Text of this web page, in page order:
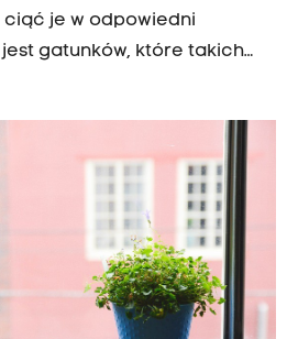
ciąć je w odpowiedni
gatunków, które takich